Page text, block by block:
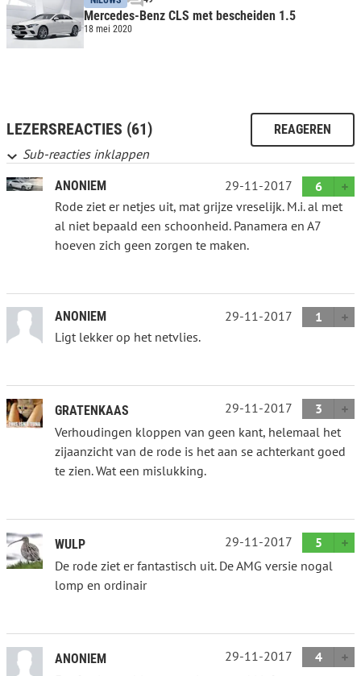
Mercedes-Benz CLS met bescheiden 1.5
18 mei 2020
LEZERSREACTIES (61) REAGEREN
Sub-reacties inklappen
ANONIEM 29-11-2017
6
Rode ziet er netjes uit, mat grijze vreselijk. M.i. al met
al niet bepaald een schoonheid. Panamera en A7
hoeven zich geen zorgen te maken.
ANONIEM 29-11-2017
1
Ligt lekker op het netvlies.
GRATENKAAS 29-11-2017
3
Verhoudingen kloppen van geen kant, helemaal het
zijaanzicht van de rode is het aan se achterkant goed
te zien. Wat een mislukking.
WULP 29-11-2017
5
De rode ziet er fantastisch uit. De AMG versie nogal
lomp en ordinair
ANONIEM 29-11-2017
4